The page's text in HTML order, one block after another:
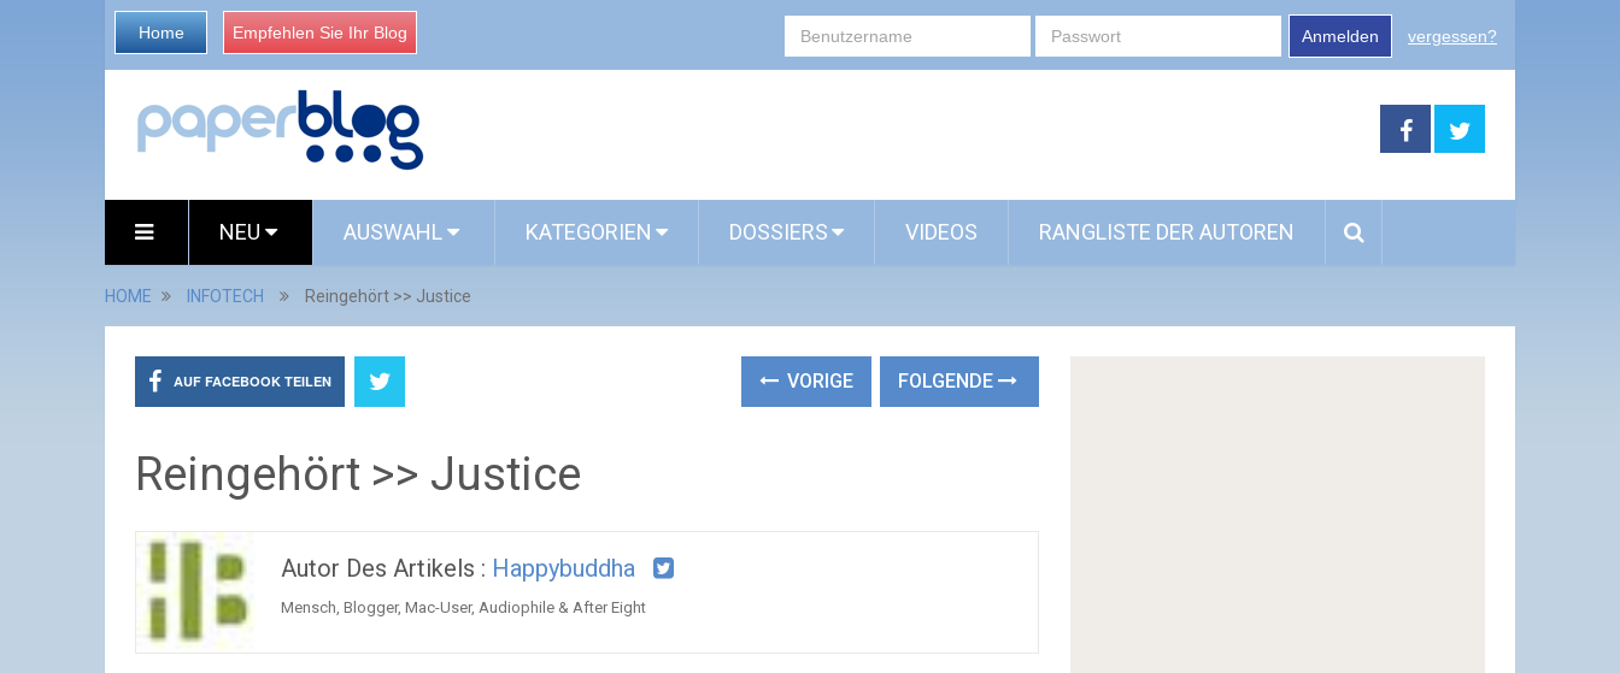
Home Empfehlen Sie Ihr Blog Anmelden vergessen?
NEU AUSWAHL KATEGORIEN DOSSIERS VIDEOS RANGLISTE DER AUTOREN
HOME INFOTECH Reingehört >> Justice
AUF FACEBOOK TEILEN VORIGE FOLGENDE
Reingehört >> Justice
Autor Des Artikels : Happybuddha
Mensch, Blogger, Mac-User, Audiophile & After Eight